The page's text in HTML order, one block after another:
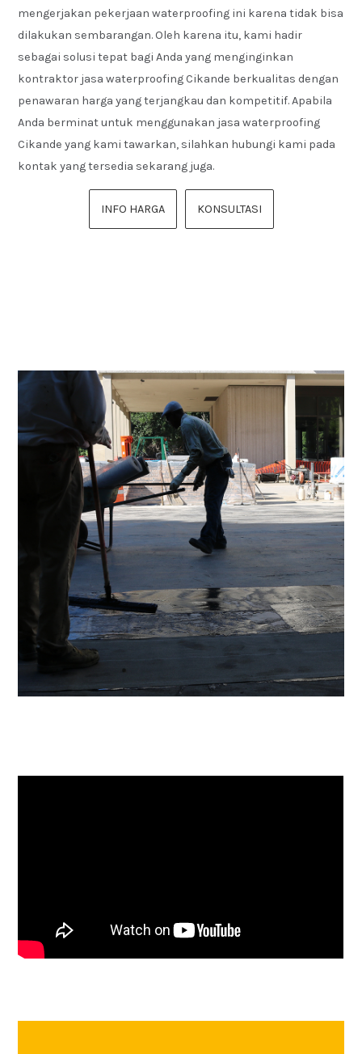
mengerjakan pekerjaan waterproofing ini karena tidak bisa
dilakukan sembarangan. Oleh karena itu, kami hadir
sebagai solusi tepat bagi Anda yang menginginkan
kontraktor jasa waterproofing Cikande berkualitas dengan
penawaran harga yang terjangkau dan kompetitif. Apabila
Anda berminat untuk menggunakan jasa waterproofing
Cikande yang kami tawarkan, silahkan hubungi kami pada
kontak yang tersedia sekarang juga.
INFO HARGA KONSULTASI